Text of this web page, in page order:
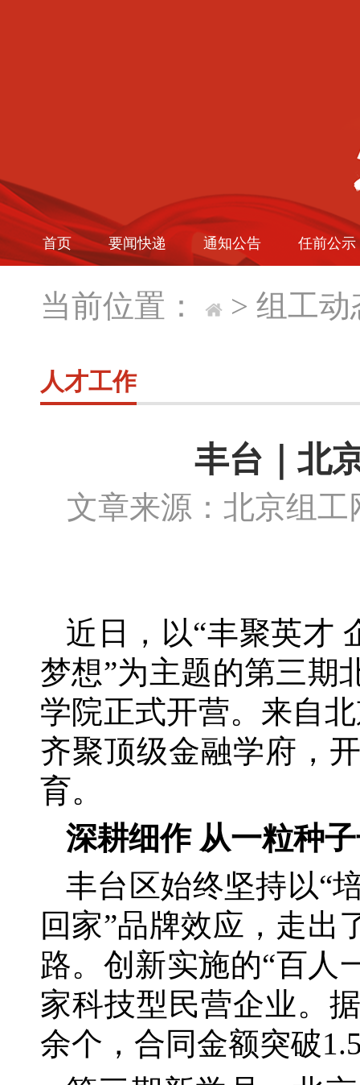
首页 要闻快递 通知公告 任前公示
当前位置： > 组工动
人才工作
丰台｜北
文章来源：北京
近日，以“丰聚英才
梦想”为主题的第三期
学院正式开营。来自
齐聚顶级金融学府，
育。
深耕细作 从一粒种
丰台区始终坚持以“
回家”品牌效应，走出
路。创新实施的“百人
家科技型民营企业。
余个，合同金额突破